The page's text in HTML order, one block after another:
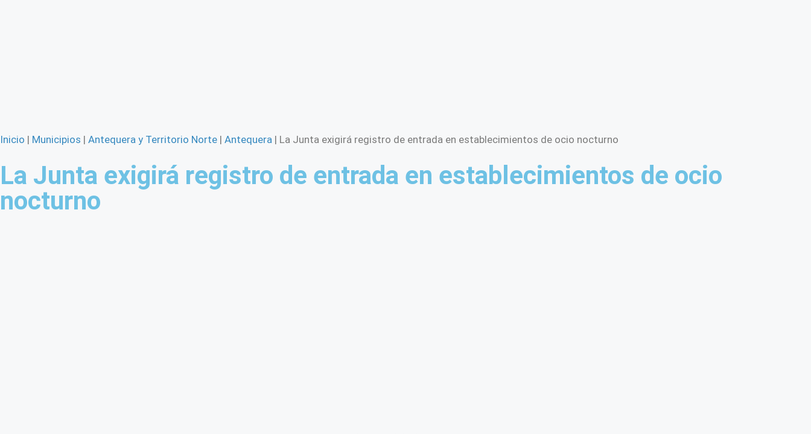
Inicio | Municipios | Antequera y Territorio Norte | Antequera | La Junta exigirá registro de entrada en establecimientos de ocio nocturno
La Junta exigirá registro de entrada en establecimientos de ocio
nocturno